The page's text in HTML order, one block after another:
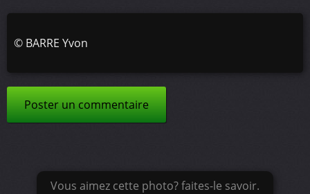
© BARRE Yvon
Poster un commentaire
Vous aimez cette photo? faites-le savoir.